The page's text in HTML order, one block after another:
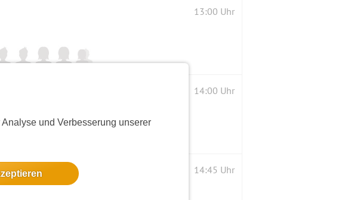
und Verbesserung unserer
13:00 Uhr
14:00 Uhr
14:45 Uhr